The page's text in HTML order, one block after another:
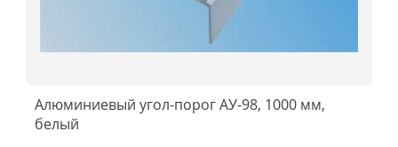
Алюминиевый угол-порог АУ-98, 1000 мм,
белый